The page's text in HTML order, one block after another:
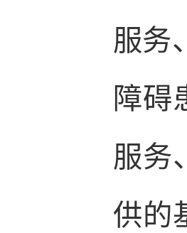
服务
障碍
服务
供的